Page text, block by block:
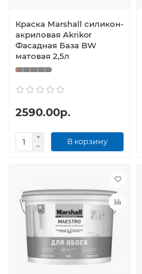
Краска Marshall силикон-
акриловая Akrikor
Фасадная База BW
матовая 2,5л
2590.00р.
В корзину